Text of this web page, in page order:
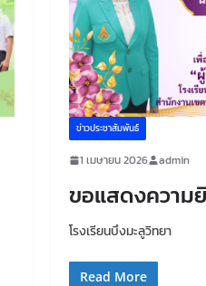
ข่าวประชาสัมพันธ์
1 เมษายน 2026 admin
ขอแสดงความ
โรงเรียนบึงมะลูวิทยา
Read More